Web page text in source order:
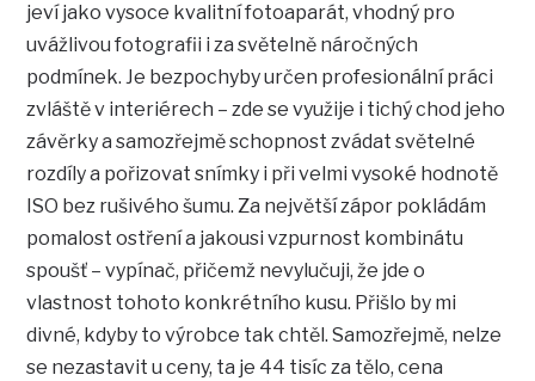
jeví jako vysoce kvalitní fotoaparát, vhodný pro
uvážlivou fotografii i za světelně náročných
podmínek. Je bezpochyby určen profesionální práci
zvláště v interiérech – zde se využije i tichý chod jeho
závěrky a samozřejmě schopnost zvádat světelné
rozdíly a pořizovat snímky i při velmi vysoké hodnotě
ISO bez rušivého šumu. Za největší zápor pokládám
pomalost ostření a jakousi vzpurnost kombinátu
spoušť – vypínač, přičemž nevylučuji, že jde o
vlastnost tohoto konkrétního kusu. Přišlo by mi
divné, kdyby to výrobce tak chtěl. Samozřejmě, nelze
se nezastavit u ceny, ta je 44 tisíc za tělo, cena